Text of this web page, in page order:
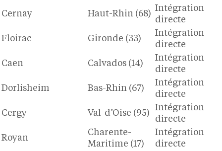
Cernay Haut-Rhin (68)
Intégration
directe
Floirac Gironde (33)
Intégration
directe
Caen Calvados (14)
Intégration
directe
Dorlisheim Bas-Rhin (67)
Intégration
directe
Cergy Val-d’Oise (95)
Intégration
directe
Royan
Charente-
Maritime (17)
Intégration
directe